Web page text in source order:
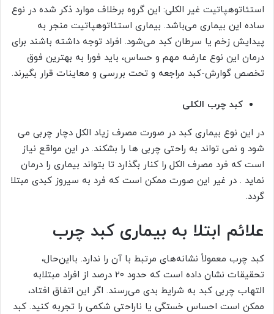
استئاتوهپاتیت غیر الکلی: این گروه برخلاف موارد ذکر شده در نوع
ساده این بیماری می‌باشد. بیماری استئاتوهپاتیت منجر به
پیدایش زخم یا سرطان کبد می‌شود. افراد توجه داشته باشند برای
درمان این نوع عارضه مهم و حساس، باید فورا به بهترین فوق
تخصص گوارش-کبد مراجعه و تحت بررسی و معاینات قرار بگیرند.
کبد چرب الکلی
در این نوع بیماری کبد در صورت مصرف زیاد الکل دچار چربی می
شود و نمی تواند به راحتی چربی ها را بشکند. در این مواقع نیاز
است که فرد مصرف الکل را کنار بگذارد تا بتواند بیماری را درمان
نماید . در غیر این صورت ممکن است که فرد به سیروز کبدی مبتلا
گردد.
علائم ابتلا به بیماری کبد چرب
کبد چرب معمولاً نشانه‌های مرتبط با آن را ندارد. بااین‌حال،
تحقیقات نشان داده است که حدود ۲۰ درصد از افراد مبتلابه
التهاب چربی کبد به شرایط بدی می‌رسند. اگر این اتفاق افتاد،
ممکن است احساس خستگی یا ناراحتی شکمی را تجربه کنید. کبد